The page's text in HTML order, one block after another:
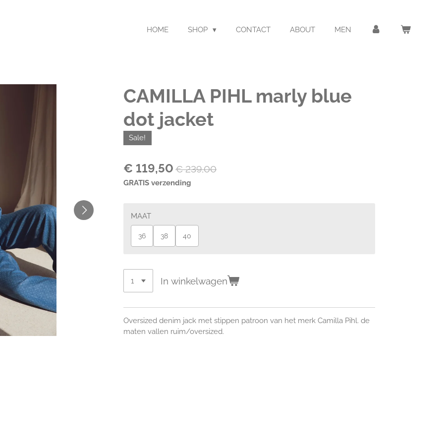
HOME SHOP CONTACT ABOUT MEN
CAMILLA PIHL marly blue
dot jacket
Sale!
€ 119,50 € 239,00
GRATIS verzending
MAAT
36 38 40
In winkelwagen
Oversized denim jack met stippen patroon van het merk Camilla Pihl. de
maten vallen ruim/oversized.